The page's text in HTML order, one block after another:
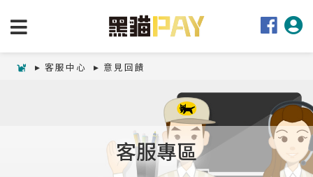
客服中心 意見回饋
客服專區